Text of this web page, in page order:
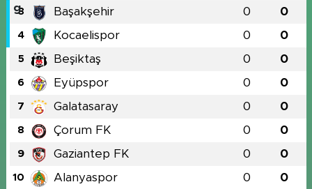
3 Başakşehir 0 0
4 Kocaelispor 0 0
5 Beşiktaş 0 0
6 Eyüpspor 0 0
7 Galatasaray 0 0
8 Çorum FK 0 0
9 Gaziantep FK 0 0
10 Alanyaspor 0 0